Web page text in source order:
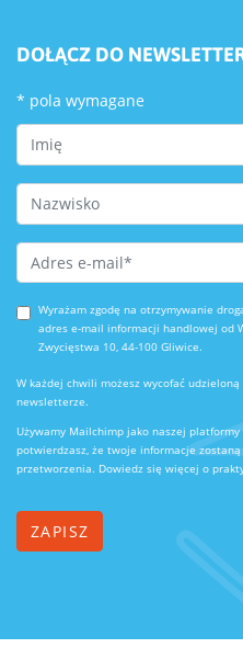
DOŁĄCZ DO
* pola wymagane
First Name
Last Name
Email Address *
Wyrażam zgodę na otrzymywanie
adres e-mail informacji handlowej od
Zwycięstwa 10, 44-100 Gliwice.
W każdej chwili możesz wycofać
newsletterze.
Używamy Mailchimp jako naszej
potwierdzasz, że twoje informacje
przetworzenia. Dowiedz się więcej o